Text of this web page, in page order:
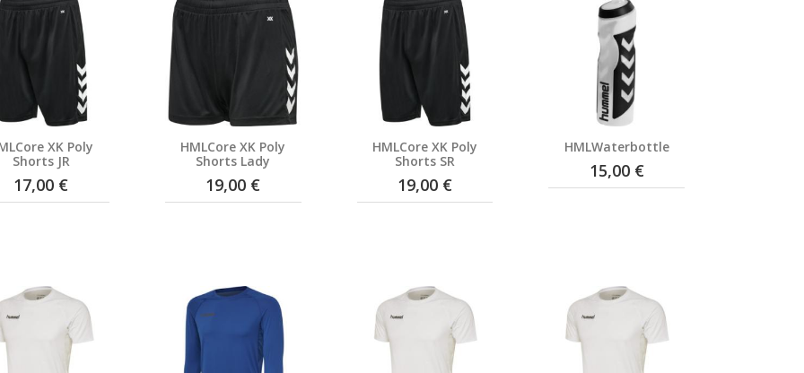
XK Poly
Shorts JR
17,00 €
HMLCore XK Poly
Shorts Lady
19,00 €
HMLCore XK Poly
Shorts SR
19,00 €
HMLWaterbottle
15,00 €